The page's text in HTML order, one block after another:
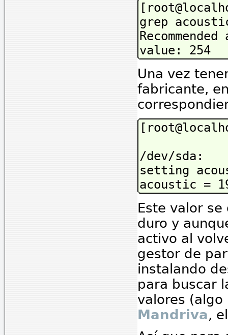
grep
value: 254
Una vez
fabricante,
/dev/sda:
setting
acoustic =
Este valor
duro y
activo al
gestor de
instalando
para buscar
valores
Mandriva,